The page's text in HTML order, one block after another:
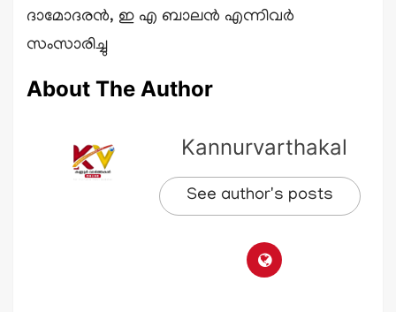
ദാമോദരൻ, ഇ എ ബാലൻ എന്നിവർ
സംസാരിച്ചു
About The Author
Kannurvarthakal
See author's posts